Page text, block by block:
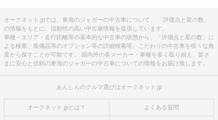
オークネット.jpでは、東海のジャガーの中古車について、 「評価点と星の数」
の情報をもとに、信頼性の高い中古車情報を提供しています。
車種・エリア・走行距離等の基本的な中古車の状態から、「評価点と星の数」に
よる検索、装備品等のオプション等の詳細検索等、こだわりの中古車を様々な角
度から探すことが可能です。 国内外の各メーカー・車種を多く取り揃え、皆さ
まに安心と信頼の東海のジャガーの中古車についての情報をお届け致します。
あんしんのクルマ選びはオークネット.jp
オークネット.jpとは？ よくある質問